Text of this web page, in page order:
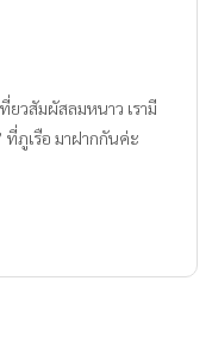
ยวสัมผัสลมหนาว เรามี
ที่ภูเรือ มาฝากกันค่ะ